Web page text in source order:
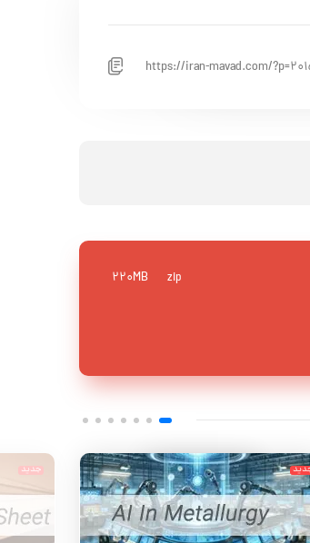
https://iran-mavad.com/
220MB zip
جدید